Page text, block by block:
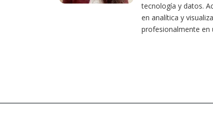
datos. Actualmente aplico mis conocimientos